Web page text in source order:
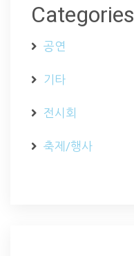
Categories
공연
기타
전시회
축제/행사